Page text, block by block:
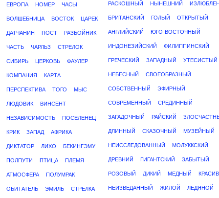
ЕВРОПА НОМЕР ЧАСЫ
ВОЛШЕБНИЦА ВОСТОК ЦАРЕК
ДАТЧАНИН ПОСТ РАЗБОЙНИК
ЧАСТЬ ЧАРЛЬЗ СТРЕЛОК
СИБИРЬ ЦЕРКОВЬ ФАУЛЕР
КОМПАНИЯ КАРТА
ПЕРСПЕКТИВА ТОГО МЫС
ЛЮДОВИК ВИНСЕНТ
НЕЗАВИСИМОСТЬ ПОСЕЛЕНЕЦ
КРИК ЗАПАД АФРИКА
ДИКТАТОР ЛИХО БЕКИНГЭМУ
ПОЛПУТИ ПТИЦА ПЛЕМЯ
АТМОСФЕРА ПОЛУМРАК
ОБИТАТЕЛЬ ЭМИЛЬ СТРЕЛКА
РАСКОШНЫЙ НЫНЕШНИЙ
БРИТАНСКИЙ ГОЛЫЙ ОТКРЫТЫЙ
АНГЛИЙСКИЙ ЮГО-ВОСТОЧНЫЙ
ИНДОНЕЗИЙСКИЙ ФИЛИППИНСКИЙ
ГРЕЧЕСКИЙ ЗАПАДНЫЙ УТЕСИСТЫЙ
НЕБЕСНЫЙ СВОЕОБРАЗНЫЙ
СОБСТВЕННЫЙ ЭФИРНЫЙ
СОВРЕМЕННЫЙ СРЕДИННЫЙ
ЗАГАДОЧНЫЙ РАЙСКИЙ
ДЛИННЫЙ СКАЗОЧНЫЙ МУЗЕЙНЫЙ
НЕИССЛЕДОВАННЫЙ МОЛУККСКИЙ
ДРЕВНИЙ ГИГАНТСКИЙ ЗАБЫТЫЙ
РОЗОВЫЙ ДИКИЙ МЕДНЫЙ
НЕИЗВЕДАННЫЙ ЖИЛОЙ ЛЕДЯНОЙ